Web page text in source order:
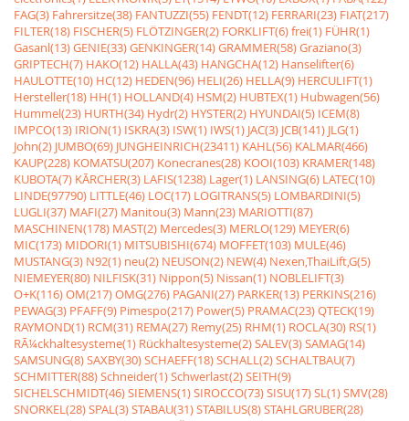
FAG(3) Fahrersitze(38) FANTUZZI(55) FENDT(12) FERRARI(23) FIAT(217)
FILTER(18) FISCHER(5) FLÖTZINGER(2) FORKLIFT(6)frei(1) FÜHR(1)
Gasanl(13)GENIE(33)GENKINGER(14)GRAMMER(58)Graziano(3)
GRIPTECH(7) HAKO(12) HALLA(43) HANGCHA(12) Hanselifter(6)
HAULOTTE(10) HC(12) HEDEN(96) HELI(26) HELLA(9) HERCULIFT(1)
Hersteller(18) HH(1) HOLLAND(4) HSM(2) HUBTEX(1) Hubwagen(56)
Hummel(23) HURTH(34) Hydr(2) HYSTER(2) HYUNDAI(5) ICEM(8)
IMPCO(13) IRION(1) ISKRA(3) ISW(1) IWS(1) JAC(3) JCB(141) JLG(1)
John(2) JUMBO(69) JUNGHEINRICH(23411) KAHL(56) KALMAR(466)
KAUP(228) KOMATSU(207) Konecranes(28) KOOI(103) KRAMER(148)
KUBOTA(7) KÃRCHER(3) LAFIS(1238) Lager(1) LANSING(6) LATEC(10)
LINDE(97790) LITTLE(46) LOC(17) LOGITRANS(5) LOMBARDINI(5)
LUGLI(37) MAFI(27) Manitou(3) Mann(23) MARIOTTI(87)
MASCHINEN(178) MAST(2) Mercedes(3) MERLO(129) MEYER(6)
MIC(173) MIDORI(1) MITSUBISHI(674) MOFFET(103) MULE(46)
MUSTANG(3) N92(1) neu(2) NEUSON(2) NEW(4) Nexen,ThaiLift,G(5)
NIEMEYER(80) NILFISK(31) Nippon(5) Nissan(1) NOBLELIFT(3)
O+K(116)OM(217)OMG(276) PAGANI(27) PARKER(13) PERKINS(216)
PEWAG(3) PFAFF(9) Pimespo(217) Power(5) PRAMAC(23)QTECK(19)
RAYMOND(1) RCM(31) REMA(27) Remy(25) RHM(1) ROCLA(30) RS(1)
RÃ¼ckhaltesysteme(1) Rückhaltesysteme(2)SALEV(3)SAMAG(14)
SAMSUNG(8)SAXBY(30)SCHAEFF(18)SCHALL(2)SCHALTBAU(7)
SCHMITTER(88)Schneider(1)Schwerlast(2)SEITH(9)
SICHELSCHMIDT(46)SIEMENS(1)SIROCCO(73)SISU(17)SL(1)SMV(28)
SNORKEL(28)SPAL(3)STABAU(31)STABILUS(8)STAHLGRUBER(28)